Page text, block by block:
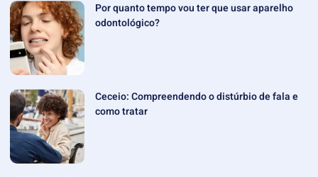
Por quanto tempo vou ter que usar aparelho
odontológico?
Ceceio: Compreendendo o distúrbio de fala e
como tratar